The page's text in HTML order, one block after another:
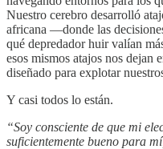
Nuestro cerebro desarrolló
africana —donde las
qué depredador huir valían
esos mismos atajos nos dejan
diseñado para explotar
Y casi todos lo están.
“Soy consciente de que mi
suficientemente bueno para